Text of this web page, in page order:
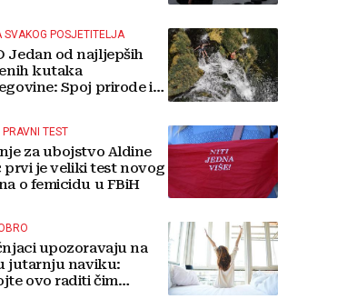
SVAKOG POSJETITELJA
Jedan od najljepših
kutaka
Spoj prirode i
TEST
za ubojstvo Aldine
prvi je veliki test novog
o femicidu u FBiH
upozoravaju na
jutarnju naviku:
ovo raditi čim